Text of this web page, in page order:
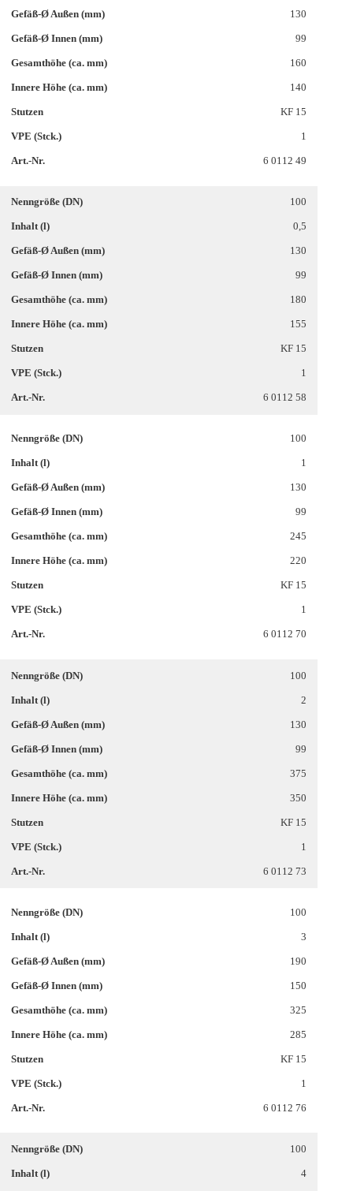
130
99
160
140
KF 15
1
6 0112 49
100
0,5
130
99
180
155
KF 15
1
6 0112 58
100
1
130
99
245
220
KF 15
1
6 0112 70
100
2
130
99
375
350
KF 15
1
6 0112 73
100
3
190
150
325
285
KF 15
1
6 0112 76
100
4